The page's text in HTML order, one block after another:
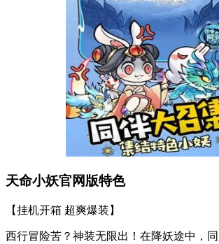
天命小妖官网版特色
【挂机开箱 超爽爆装】
西行冒险苦？神装无限出！在降妖途中，